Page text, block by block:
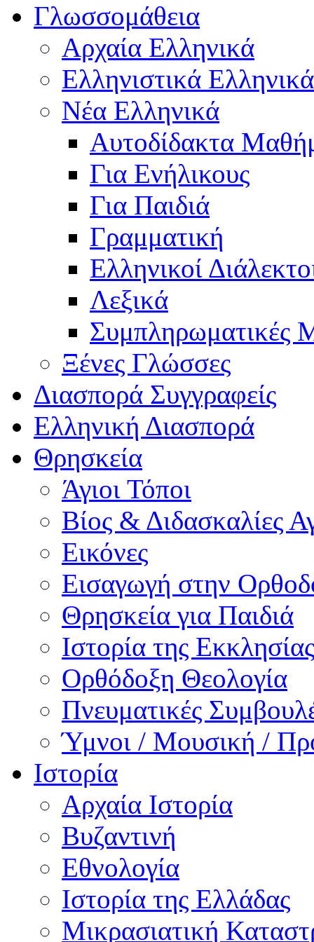
Γλωσσομάθεια
Αρχαία Ελληνικά
Ελληνιστικά Ελληνικά
Νέα Ελληνικά
Αυτοδίδακτα
Για Ενήλικους
Για Παιδιά
Γραμματική
Ελληνικοί
Λεξικά
Συμπληρωματικές
Ξένες Γλώσσες
Διασπορά Συγγραφείς
Ελληνική Διασπορά
Θρησκεία
Άγιοι Τόποι
Βίος & Διδασκαλίες
Εικόνες
Εισαγωγή στην
Θρησκεία για Παιδιά
Ιστορία της Εκκλησίας
Ορθόδοξη Θεολογία
Πνευματικές
Ύμνοι / Μουσική /
Ιστορία
Αρχαία Ιστορία
Βυζαντινή
Εθνολογία
Ιστορία της Ελλάδας
Μικρασιατική